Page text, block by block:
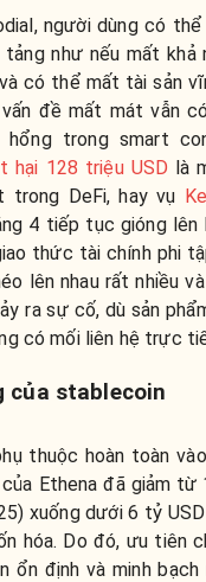
người dùng có
như nếu mất khả
có thể mất tài sản
đề mất mát vẫn
trong smart
hại 128 triệu USD là
trong DeFi, hay vụ
4 tiếp tục gióng lên
thức tài chính phi
lên nhau rất nhiều
ra sự cố, dù sản
có mối liên hệ trực
của stablecoin
thuộc hoàn toàn
Ethena đã giảm từ
xuống dưới 6 tỷ
hóa. Do đó, ưu tiên
ổn định và minh bạch